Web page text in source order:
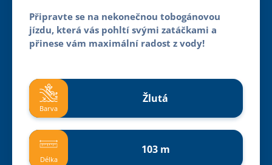
Připravte se na nekonečnou tobogánovou
jízdu, která vás pohltí svými zatáčkami a
přinese vám maximální radost z vody!
Barva
Žlutá
Délka
103 m